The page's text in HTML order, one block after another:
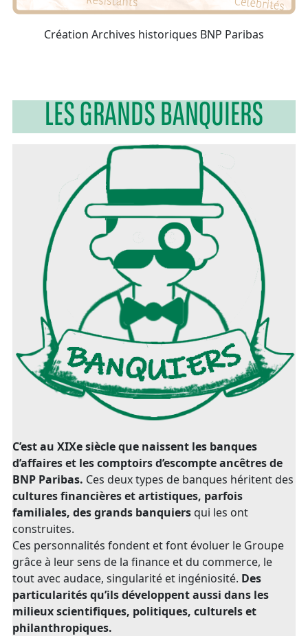
Création Archives historiques BNP Paribas
LES GRANDS BANQUIERS
C’est au XIXe siècle que naissent les banques
d’affaires et les comptoirs d’escompte ancêtres de
BNP Paribas. Ces deux types de banques héritent des
cultures financières et artistiques, parfois
familiales, des grands banquiers qui les ont
construites.
Ces personnalités fondent et font évoluer le Groupe
grâce à leur sens de la finance et du commerce, le
tout avec audace, singularité et ingéniosité. Des
particularités qu’ils développent aussi dans les
milieux scientifiques, politiques, culturels et
philanthropiques.